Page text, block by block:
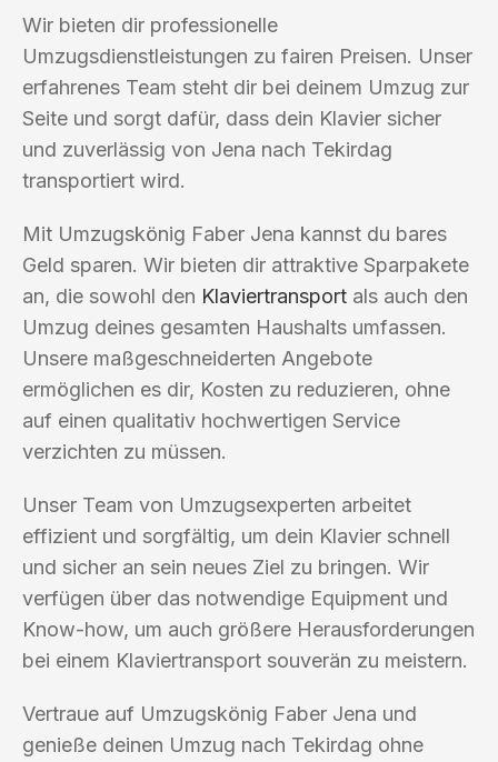
Wir bieten dir professionelle
Umzugsdienstleistungen zu fairen Preisen. Unser
erfahrenes Team steht dir bei deinem Umzug zur
Seite und sorgt dafür, dass dein Klavier sicher
und zuverlässig von Jena nach Tekirdag
transportiert wird.
Mit Umzugskönig Faber Jena kannst du bares
Geld sparen. Wir bieten dir attraktive Sparpakete
an, die sowohl den Klaviertransport als auch den
Umzug deines gesamten Haushalts umfassen.
Unsere maßgeschneiderten Angebote
ermöglichen es dir, Kosten zu reduzieren, ohne
auf einen qualitativ hochwertigen Service
verzichten zu müssen.
Unser Team von Umzugsexperten arbeitet
effizient und sorgfältig, um dein Klavier schnell
und sicher an sein neues Ziel zu bringen. Wir
verfügen über das notwendige Equipment und
Know-how, um auch größere Herausforderungen
bei einem Klaviertransport souverän zu meistern.
Vertraue auf Umzugskönig Faber Jena und
genieße deinen Umzug nach Tekirdag ohne